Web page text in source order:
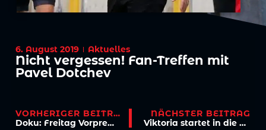
6. August 2019 Aktuelles
Nicht vergessen! Fan-Treffen mit
Pavel Dotchev
VORHERIGER BEITRAG
Doku: Freitag Vorpremiere der finalen Folgen
NÄCHSTER BEITRAG
Viktoria startet in die A-Junioren-Bundesliga